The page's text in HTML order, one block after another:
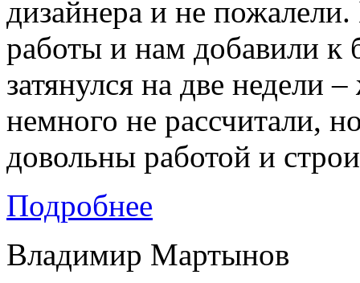
дизайнера и не
работы и нам добавили к
затянулся на две недели
немного не рассчитали,
довольны работой и
Подробнее
Владимир Мартынов